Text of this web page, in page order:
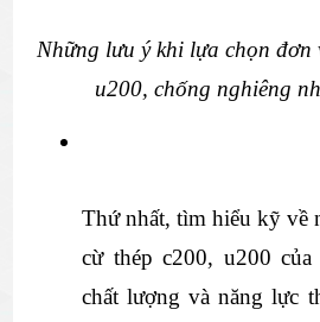
Những lưu ý khi lựa chọn đơn
u200, chống nghiêng
Thứ nhất, tìm hiểu kỹ về
cừ thép c200, u200
chất lượng và năng lực